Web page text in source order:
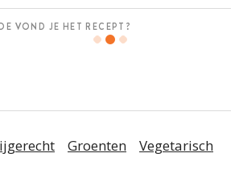
VOND JE HET RECEPT?
Groenten Vegetarisch